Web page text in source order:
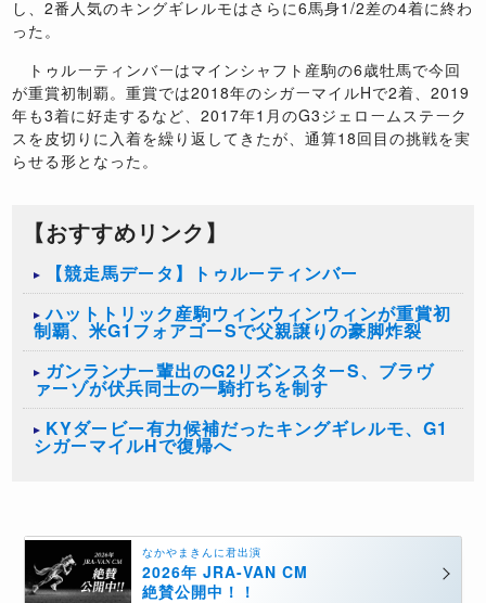
し、2番人気のキングギレルモはさらに6馬身1/2差の4着に終わ
った。
トゥルーティンバーはマインシャフト産駒の6歳牡馬で今回
が重賞初制覇。重賞では2018年のシガーマイルHで2着、2019
年も3着に好走するなど、2017年1月のG3ジェロームステーク
スを皮切りに入着を繰り返してきたが、通算18回目の挑戦を実
らせる形となった。
【おすすめリンク】
【競走馬データ】トゥルーティンバー
ハットトリック産駒ウィンウィンウィンが重賞初
制覇、米G1フォアゴーSで父親譲りの豪脚炸裂
ガンランナー輩出のG2リズンスターS、ブラヴ
ァーゾが伏兵同士の一騎打ちを制す
KYダービー有力候補だったキングギレルモ、G1
シガーマイルHで復帰へ
なかやまきんに君出演
2026年 JRA-VAN CM
絶賛公開中！！